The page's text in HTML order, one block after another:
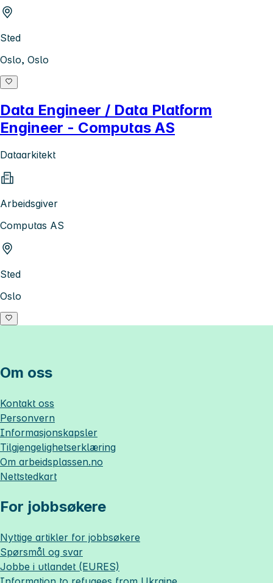
Sted
Oslo, Oslo
Data Engineer / Data Platform
Engineer - Computas AS
Dataarkitekt
Arbeidsgiver
Computas AS
Sted
Oslo
Om oss
Kontakt oss
Personvern
Informasjonskapsler
Tilgjengelighetserklæring
Om arbeidsplassen.no
Nettstedkart
For jobbsøkere
Nyttige artikler for jobbsøkere
Spørsmål og svar
Jobbe i utlandet (EURES)